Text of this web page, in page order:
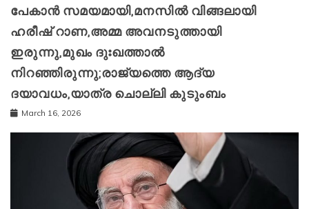
പേകാൻ സമയമായി,മനസിൽ വിങ്ങലായി
ഹരീഷ് റാണ,അമ്മ അവനടുത്തായി
ഇരുന്നു,മുഖം ദുഃഖത്താൽ
നിറഞ്ഞിരുന്നു;രാജ്യത്തെ ആദ്യ
ദയാവധം,യാത്ര ചൊല്ലി കുടുംബം
March 16, 2026